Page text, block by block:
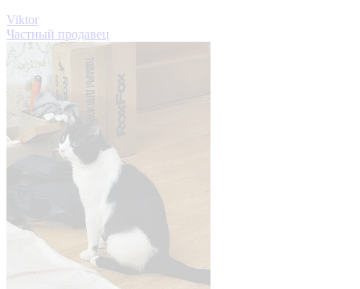
Viktor
Частный продавец